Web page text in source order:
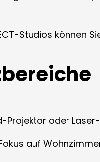
Studios können
oder
auf